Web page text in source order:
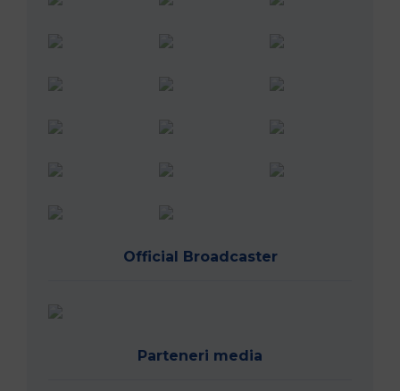
Official Broadcaster
Parteneri media